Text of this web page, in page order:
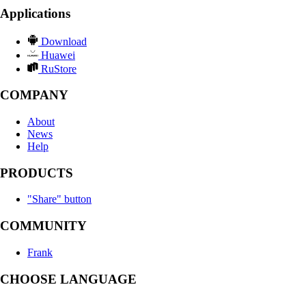
Applications
Download
Huawei
RuStore
COMPANY
About
News
Help
PRODUCTS
"Share" button
COMMUNITY
Frank
CHOOSE LANGUAGE